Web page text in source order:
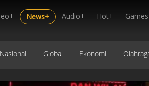
News+ Audio+ Hot+
Nasional Global Ekonomi